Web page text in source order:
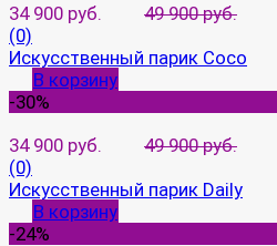
34 900 руб.
49 900 руб.
(0)
Искусственный парик Coco
В корзину
-30%
34 900 руб.
49 900 руб.
(0)
Искусственный парик Daily
В корзину
-24%